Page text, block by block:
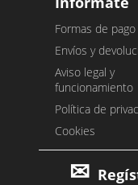
Formas de pago
Envíos y
Aviso legal y
funcionamiento
Política de
Cookies